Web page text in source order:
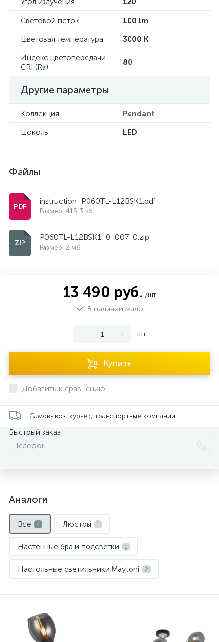
Световой поток
100 lm
Цветовая температура
3000 K
Индекс цветопередачи
CRI (Ra)
80
Другие параметры
Коллекция
Pendant
Цоколь
LED
Файлы
instruction_P060TL-L12BSK1.pdf
Размер: 415,3 кб
P060TL-L12BSK1_0_007_0.zip
Размер: 2 мб
13 490 руб. /шт
В наличии мало
- + шт
Купить
Добавить к сравнению
Самовывоз, курьер, транспортные компании
Быстрый заказ
Аналоги
Все 4 Люстры 1
Настенные бра и подсветки 1
Настольные светильники Maytoni 2